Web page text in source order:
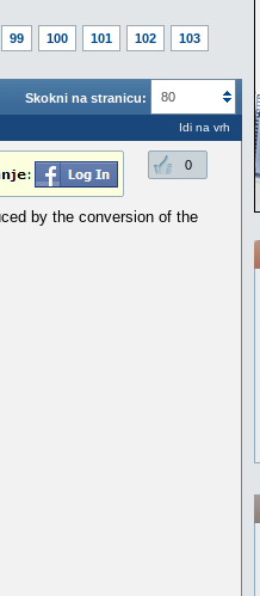
99 100 101 102
103
Skokni na stranicu: 80
Idi na vrh
0
by the conversion of the